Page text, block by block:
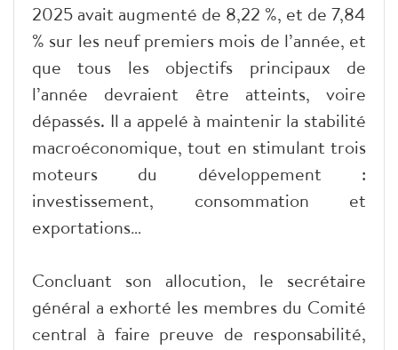
2025 avait augmenté de 8,22 %, et de 7,84
% sur les neuf premiers mois de l’année, et
que tous les objectifs principaux de
l’année devraient être atteints, voire
dépassés. Il a appelé à maintenir la stabilité
macroéconomique, tout en stimulant trois
moteurs du développement :
investissement, consommation et
exportations…
Concluant son allocution, le secrétaire
général a exhorté les membres du Comité
central à faire preuve de responsabilité,